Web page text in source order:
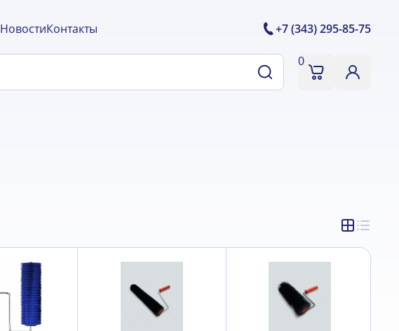
НовостиКонтакты +7 (343) 295-85-75
0